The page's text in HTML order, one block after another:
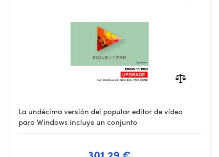
La undécima versión del popular editor de vídeo
para Windows incluye un conjunto